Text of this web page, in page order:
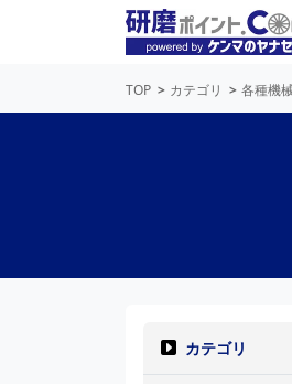
TOP カテゴリ 各種機
カテゴリ